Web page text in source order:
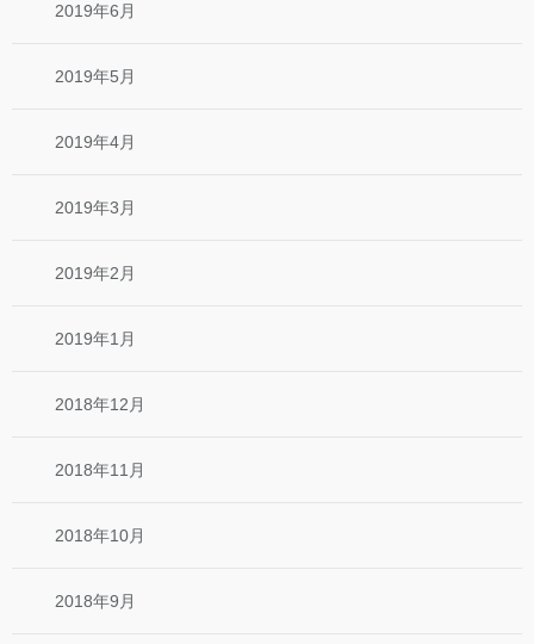
2019年6月
2019年5月
2019年4月
2019年3月
2019年2月
2019年1月
2018年12月
2018年11月
2018年10月
2018年9月